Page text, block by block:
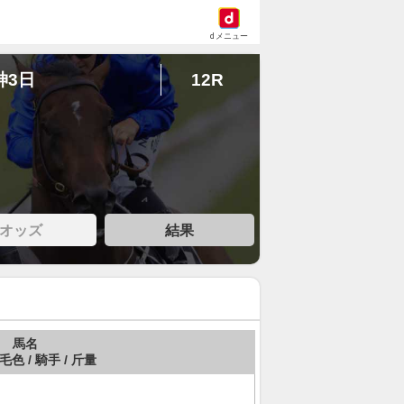
dメニュー
3日 12R
オッズ 結果
馬名
色 / 騎手 / 斤量